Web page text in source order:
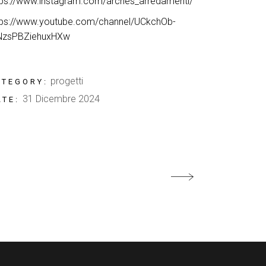
www.youtube.com/channel/UCkchOb-
progetti
31 Dicembre 2024